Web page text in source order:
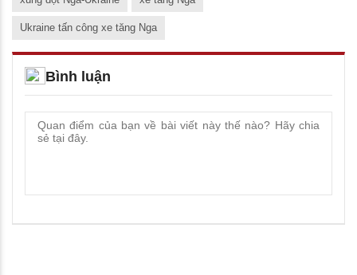
Ukraine tấn công xe tăng Nga
Bình luận